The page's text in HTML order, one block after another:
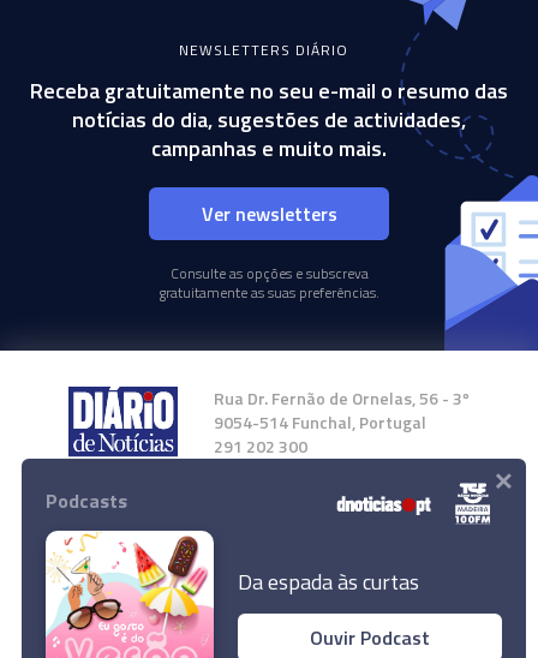
NEWSLETTERS DIÁRIO
Receba gratuitamente no seu e-mail o resumo das
notícias do dia, sugestões de actividades,
campanhas e muito mais.
Ver newsletters
Consulte as opções e subscreva
gratuitamente as suas preferências.
Rua Dr. Fernão de Ornelas, 56 - 3º
9054-514 Funchal, Portugal
291 202 300
Instale a nossa App
Podcasts
Da espada às curtas
Ouvir Podcast
×